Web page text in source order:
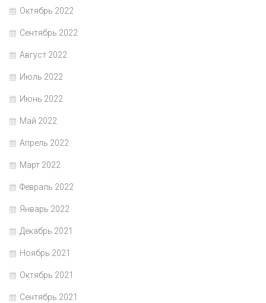
Октябрь 2022
Сентябрь 2022
Август 2022
Июль 2022
Июнь 2022
Май 2022
Апрель 2022
Март 2022
Февраль 2022
Январь 2022
Декабрь 2021
Ноябрь 2021
Октябрь 2021
Сентябрь 2021